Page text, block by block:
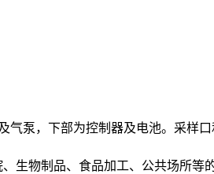
泵，下部为控制器及电池。采样
生物制品、食品加工、公共场所等